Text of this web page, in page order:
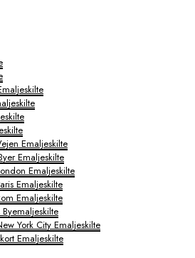
Emaljeskilte
Emaljeskilte
Emaljeskilte
Emaljeskilte
Emaljeskilte
York City Emaljeskilte
Emaljeskilte